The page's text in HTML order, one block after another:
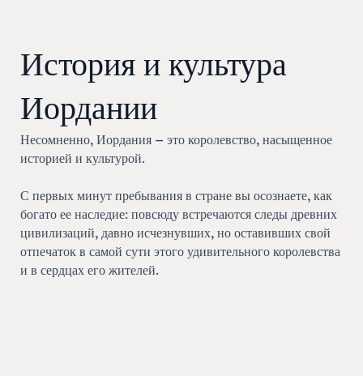
История и культура
Иордании
Несомненно, Иордания — это королевство, насыщенное
историей и культурой.
С первых минут пребывания в стране вы осознаете, как
богато ее наследие: повсюду встречаются следы древних
цивилизаций, давно исчезнувших, но оставивших свой
отпечаток в самой сути этого удивительного королевства
и в сердцах его жителей.